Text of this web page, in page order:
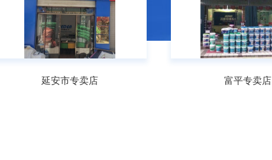
延安市专卖店 富平专卖店